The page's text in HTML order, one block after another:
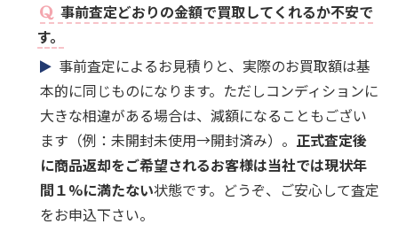
事前査定どおりの金額で買取してくれるか不安で
す。
事前査定によるお見積りと、実際のお買取額は基
本的に同じものになります。ただしコンディションに
大きな相違がある場合は、減額になることもござい
ます（例：未開封未使用→開封済み）。 正式査定後
に商品返却をご希望されるお客様は当社では現状年
間１%に満たない状態です。どうぞ、ご安心して査定
をお申込下さい。